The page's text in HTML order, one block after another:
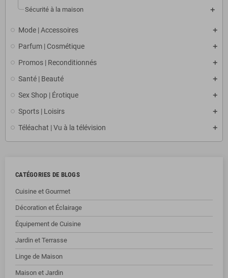
Sécurité à la maison
Mode | Accessoires
Parfum | Cosmétique
Promos | Reconditionnés
Santé | Beauté
Sex Shop | Érotique
Sports | Loisirs
Téléachat | Vu à la télévision
CATÉGORIES DE BLOGS
Cuisine et Gourmet
Décoration et Éclairage
Équipement de Cuisine
Jardin et Terrasse
Linge de Maison
Maison et Jardin